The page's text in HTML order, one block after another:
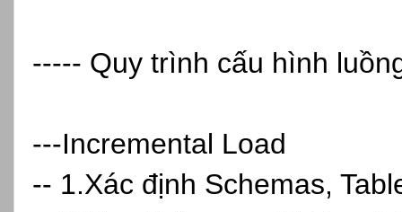
----- Quy trình cấu hình
---Incremental Load
-- 1.Xác định Schemas,